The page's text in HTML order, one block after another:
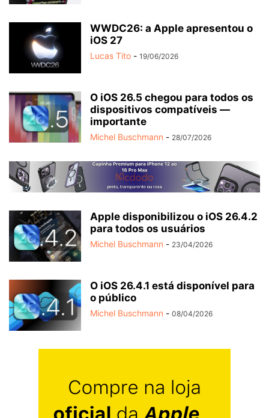
WWDC26: a Apple apresentou o
iOS 27
Lucas Tito - 19/06/2026
O iOS 26.5 chegou para todos os
dispositivos compatíveis —
importante
Michel Buschmann - 28/07/2026
Apple disponibilizou o iOS 26.4.2
para todos os usuários
Michel Buschmann - 23/04/2026
O iOS 26.4.1 está disponível para
o público
Michel Buschmann - 08/04/2026